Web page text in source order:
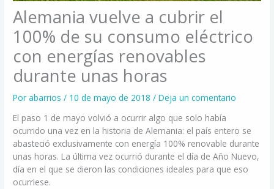
Alemania vuelve a cubrir el
100% de su consumo eléctrico
con energías renovables
durante unas horas
Porabarrios/ 10 de mayo de 2018/Deja un comentario
El paso 1 de mayo volvió a ocurrir algo que solo había
ocurrido una vez en la historia de Alemania: el país entero se
abasteció exclusivamente con energía 100% renovable durante
unas horas. La última vez ocurrió durante el día de Año Nuevo,
día en el que se dieron las condiciones ideales para que eso
ocurriese.